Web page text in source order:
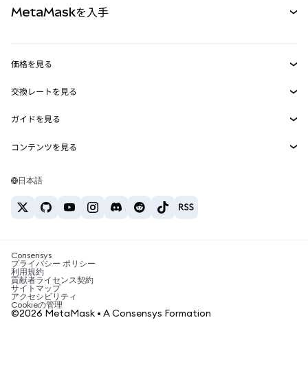
RWA
MetaMask Connect
Snaps
Web3サービス
MetaMaskを入手
セキュリティ
サポート
キャリア
お問い合わせ
価格を見る
イーサリアムの価格
Solanaの価格
Tetherの価格
交換レートを見る
ETH→USD
USDT→INR
BTC→INR
ETH→USDT
ガイドを見る
ETHの購入
USDTの購入
SHIBの購入
BNBの購入
コンテンツを見る
Solanaウォレット
税制関連ニュース
暗号資産の購入方法は？
ビットコインを売るには？
日本語
Consensys
プライバシー ポリシー
利用規約
貢献者ライセンス契約
サイトマップ
アクセシビリティ
Cookieの管理
©2026 MetaMask • A Consensys Formation